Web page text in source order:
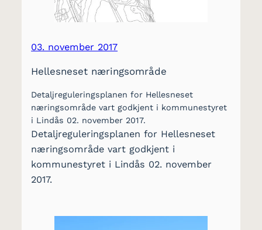
03. november 2017
Hellesneset næringsområde
Detaljreguleringsplanen for Hellesneset
næringsområde vart godkjent i kommunestyret
i Lindås 02. november 2017.
Detaljreguleringsplanen for Hellesneset
næringsområde vart godkjent i
kommunestyret i Lindås 02. november
2017.